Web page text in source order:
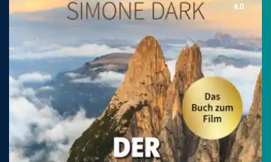
4.0